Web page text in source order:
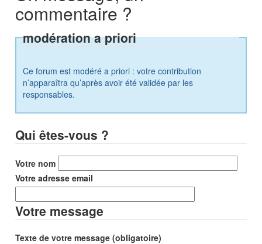
commentaire ?
modération a priori
Ce forum est modéré a priori : votre contribution
n’apparaîtra qu’après avoir été validée par les
responsables.
Qui êtes-vous ?
Votre nom
Votre adresse email
Votre message
Texte de votre message (obligatoire)